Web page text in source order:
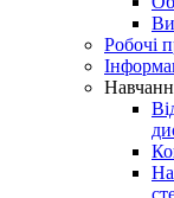
Робочі